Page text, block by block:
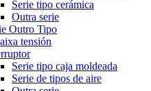
Serie tipo cerámica
Outra serie
Outro Tipo
tensión
Serie tipo caja moldeada
Serie de tipos de aire